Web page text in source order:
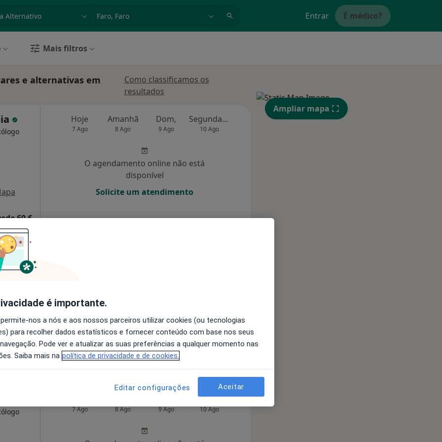
Entrar É médico?
Mais filtros
e alternativas em
Como classificamos os
resultados
60 €
Hoje
7 Ago
Amanhã
8 Ago
Dom,
9 Ago
Segunda-feira
10 Ago
Qua Qui,
O agendamento online não está
disponível
Solicite um atendimento
Psimar-Centro de Apoio Psicoterapêutico e Psicopedagógico Lda
O agendamento online não está
disponível
Solicite um atendimento
7 Ago 8 Ago 9 Ago
Segunda-feira
10 Ago
Ter,
11 Ago
Ampliar mapa
é importante.
nos a nós e aos nossos parceiros utilizar cookies (ou tecnologias
para recolher dados estatísticos e fornecer conteúdo com base nos seus
Pode ver e atualizar as suas preferências a qualquer momento nas
Saiba mais na política de privacidade e de cookies.
Editar configurações Aceitar